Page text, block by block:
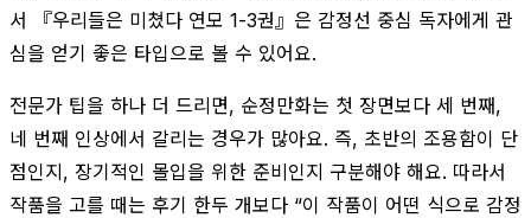
서 『우리들은 미쳤다 연모 1-3권』은 감정선 중심 독자에게 관
심을 얻기 좋은 타입으로 볼 수 있어요.
전문가 팁을 하나 더 드리면, 순정만화는 첫 장면보다 세 번째,
네 번째 인상에서 갈리는 경우가 많아요. 즉, 초반의 조용함이 단
점인지, 장기적인 몰입을 위한 준비인지 구분해야 해요. 따라서
작품을 고를 때는 후기 한두 개보다 “이 작품이 어떤 식으로 감정